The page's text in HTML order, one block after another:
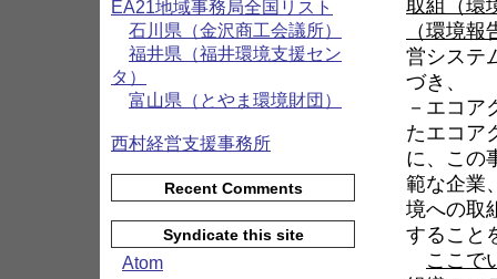
（環境
営システ
づき、
－エコア
たエコア
に、この
範な企業
境への取
すること
ここで
EA21地域事務局全国リスト
石川県（金沢商工会議所）
福井県（福井環境支援セン
タ）
富山県（とやま環境財団）
西村経営支援事務所
Recent Comments
Syndicate this site
Atom